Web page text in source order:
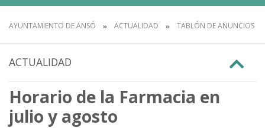
AYUNTAMIENTO DE ANSÓ ACTUALIDAD TABLÓN DE ANUNCIOS
ACTUALIDAD
Horario de la Farmacia en
julio y agosto